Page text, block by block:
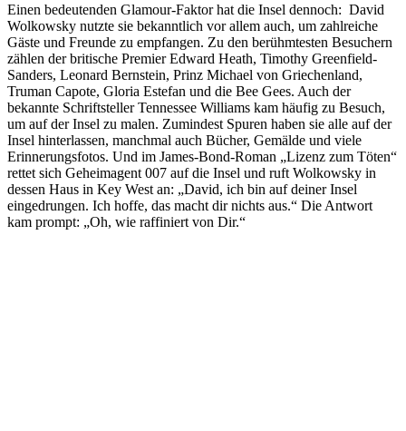
Einen bedeutenden Glamour-Faktor hat die Insel dennoch: David
Wolkowsky nutzte sie bekanntlich vor allem auch, um zahlreiche
Gäste und Freunde zu empfangen. Zu den berühmtesten Besuchern
zählen der britische Premier Edward Heath, Timothy Greenfield-
Sanders, Leonard Bernstein, Prinz Michael von Griechenland,
Truman Capote, Gloria Estefan und die Bee Gees. Auch der
bekannte Schriftsteller Tennessee Williams kam häufig zu Besuch,
um auf der Insel zu malen. Zumindest Spuren haben sie alle auf der
Insel hinterlassen, manchmal auch Bücher, Gemälde und viele
Erinnerungsfotos. Und im James-Bond-Roman „Lizenz zum Töten“
rettet sich Geheimagent 007 auf die Insel und ruft Wolkowsky in
dessen Haus in Key West an: „David, ich bin auf deiner Insel
eingedrungen. Ich hoffe, das macht dir nichts aus.“ Die Antwort
kam prompt: „Oh, wie raffiniert von Dir.“